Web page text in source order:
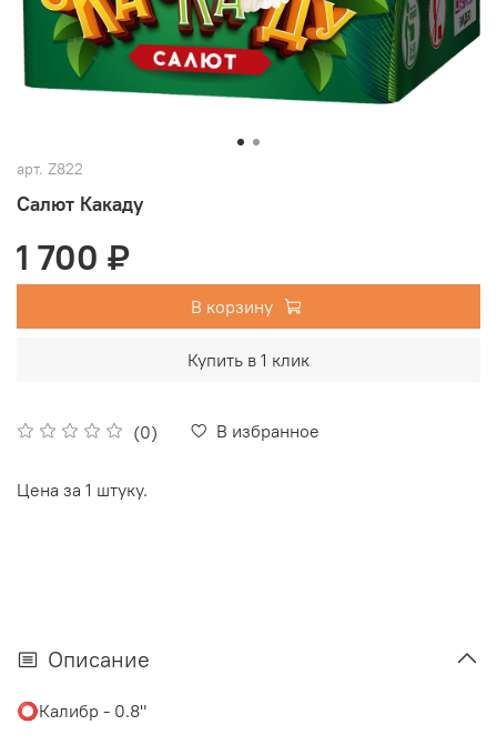
арт. Z822
Салют Какаду
(0) В избранное
1 700 ₽
В корзину
Купить в 1 клик
Цена за 1 штуку.
Описание
⭕️Калибр - 0.8"